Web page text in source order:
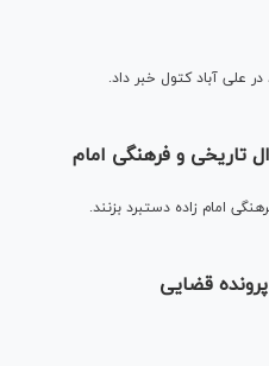
علی آباد کتول خبر داد.
متری برای دستبرد به اموال تاریخی و فرهنگی امام
قضایی